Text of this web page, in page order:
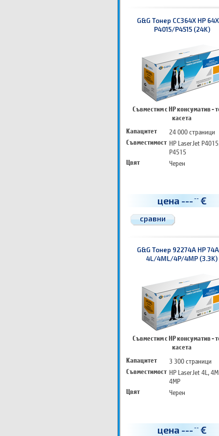
G&G Тонер CC364X HP
P4015/P4515 (24K)
Съвместим с HP консуматив -
касета
Капацитет
24 000 страници
Съвместимост HP LaserJet
P4515
Цвят
Черен
цена --- -- €
сравни
G&G Тонер 92274A HP
4L/4ML/4P/4MP (3.3K)
Съвместим с HP консуматив -
касета
Капацитет
3 300 страници
Съвместимост HP LaserJet 4L,
4MP
Цвят
Черен
цена --- -- €